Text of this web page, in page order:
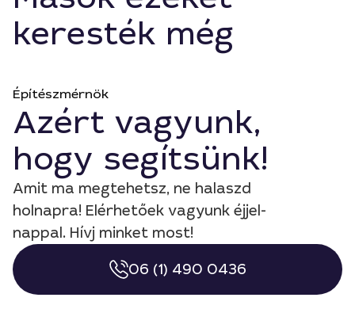
keresték még
Építészmérnök
Azért vagyunk,
hogy segítsünk!
Amit ma megtehetsz, ne halaszd
holnapra! Elérhetőek vagyunk éjjel-
nappal. Hívj minket most!
06 (1) 490 0436